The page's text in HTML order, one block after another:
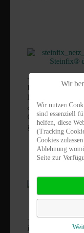
Steinfix®
- Randeinfassung
Natursteinplatten -
als Abschluss von
geeignet
Steinfix®
- Gehwege und
im
Wir
Wir nutzen
sind essenziell
helfen, diese
(Tracking
Cookies
Ablehnung
Seite zur